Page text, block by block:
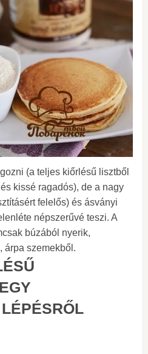
(a teljes kiőrlésű lisztből
kissé ragadós), de a nagy
felelős) és ásványi
népszerűvé teszi. A
búzából nyerik,
árpa szemekből.